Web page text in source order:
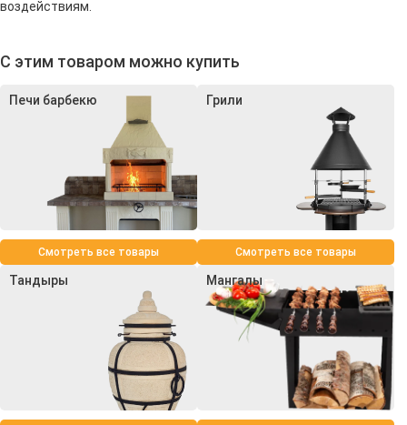
воздействиям.
С этим товаром можно купить
Печи барбекю
Смотреть все товары
Грили
Смотреть все товары
Тандыры Мангалы